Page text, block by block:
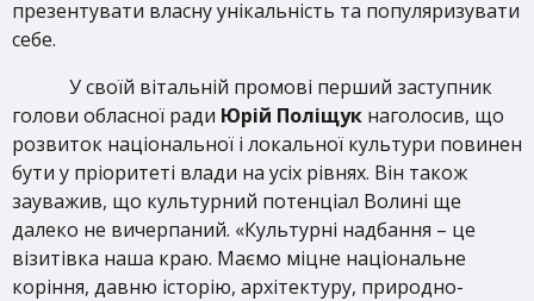
презентувати власну унікальність та популяризувати
себе.
У своїй вітальній промові перший заступник
голови обласної ради Юрій Поліщук наголосив, що
розвиток національної і локальної культури повинен
бути у пріоритеті влади на усіх рівнях. Він також
зауважив, що культурний потенціал Волині ще
далеко не вичерпаний. «Культурні надбання – це
візитівка наша краю. Маємо міцне національне
коріння, давню історію, архітектуру, природно-